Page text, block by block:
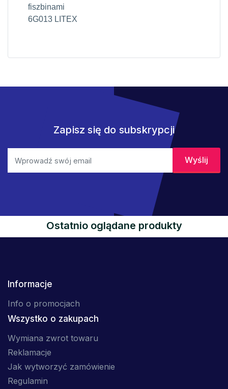
fiszbinami
6G013 LITEX
Zapisz się do subskrypcji
Ostatnio oglądane produkty
Informacje
Info o promocjach
Wszystko o zakupach
Wymiana zwrot towaru
Reklamacje
Jak wytworzyć zamówienie
Regulamin